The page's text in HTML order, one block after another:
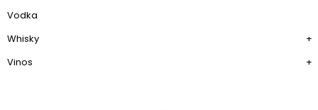
Vodka
Whisky
+
Vinos
+